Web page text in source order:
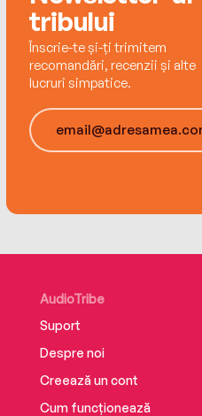
tribului
Înscrie-te și-ți trimitem
recomandări, recenzii și alte
lucruri simpatice.
AudioTribe
Suport
Despre noi
Creează un cont
Cum funcționează